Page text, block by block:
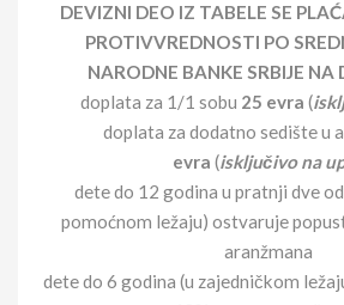
DEVIZNI DEO IZ TABELE SE
PROTIVVREDNOSTI PO
NARODNE BANKE SRBIJE NA
doplata za 1/1 sobu 25 evra (
doplata za dodatno sedište u
evra (isključivo na
dete do 12 godina u pratnji dve
pomoćnom ležaju) ostvaruje
aranžmana
dete do 6 godina (u zajedničkom